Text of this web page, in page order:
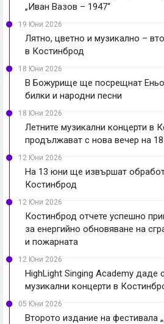
„Иван Вазов – 1947“
19 Юни 2026
Лятно, цветно и музикално –
в Костинброд
18 Юни 2026
В Божурище ще посрещнат
билки и народни песни
18 Юни 2026
Летните музикални концерти в
продължават с нова вечер на
12 Юни 2026
На 13 юни ще извършат
Костинброд
12 Юни 2026
Костинброд отчете успешно
за енергийно обновяване на
и пожарната
12 Юни 2026
HighLight Singing Academy даде
музикални концерти в
05 Юни 2026
Второто издание на фестивала